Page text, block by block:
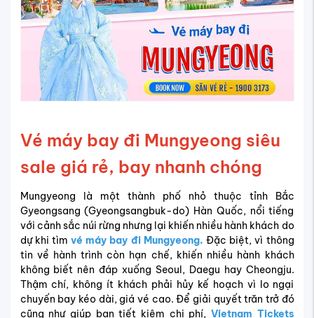
Vé máy bay đi Mungyeong siêu
sale giá rẻ, bay nhanh chóng
Mungyeong là một thành phố nhỏ thuộc tỉnh Bắc
Gyeongsang (Gyeongsangbuk-do) Hàn Quốc, nổi tiếng
với cảnh sắc núi rừng nhưng lại khiến nhiều hành khách do
dự khi tìm vé máy bay đi Mungyeong. Đặc biệt, vì thông
tin về hành trình còn hạn chế, khiến nhiều hành khách
không biết nên đáp xuống Seoul, Daegu hay Cheongju.
Thậm chí, không ít khách phải hủy kế hoạch vì lo ngại
chuyến bay kéo dài, giá vé cao. Để giải quyết trăn trở đó
cũng như giúp bạn tiết kiệm chi phí, Vietnam Tickets